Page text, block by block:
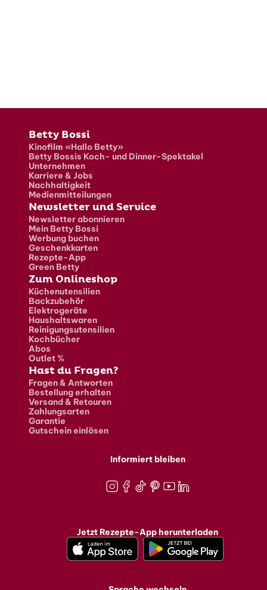
Fusszeile
Betty Bossi
Kinofilm «Hallo Betty»
Betty Bossis Koch- und Dinner-Spektakel
Unternehmen
Karriere & Jobs
Nachhaltigkeit
Medienmitteilungen
Newsletter und Service
Newsletter abonnieren
Mein Betty Bossi
Werbung buchen
Geschenkkarten
Rezepte-App
Green Betty
Zum Onlineshop
Küchenutensilien
Backzubehör
Elektrogeräte
Haushaltswaren
Reinigungsutensilien
Kochbücher
Abos
Outlet %
Hast du Fragen?
Fragen & Antworten
Bestellung erhalten
Versand & Retouren
Zahlungsarten
Garantie
Gutschein einlösen
Informiert bleiben
Jetzt Rezepte-App herunterladen